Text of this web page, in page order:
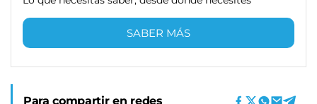
SABER MÁS
Para compartir en redes